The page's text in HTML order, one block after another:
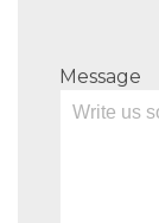
Message